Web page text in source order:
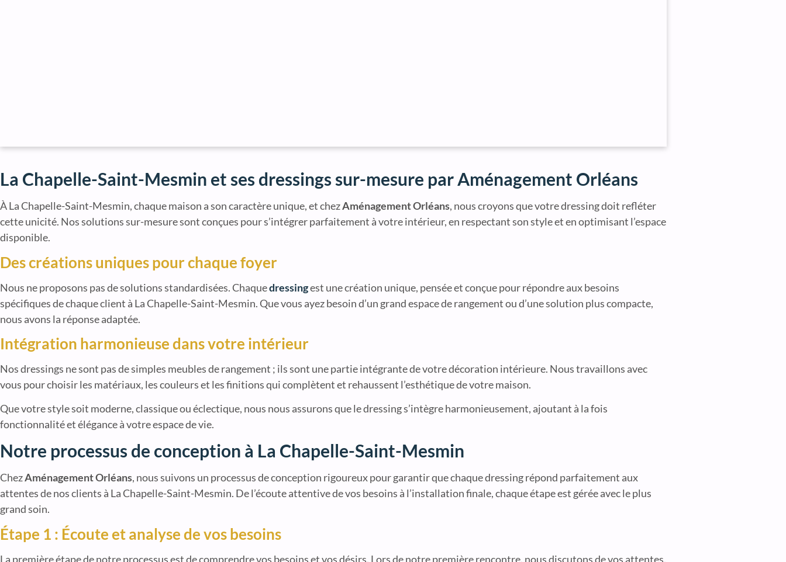
La Chapelle-Saint-Mesmin et ses dressings sur-mesure par Aménagement Orléans
À La Chapelle-Saint-Mesmin, chaque maison a son caractère unique, et chezAménagement Orléans, nous croyons que votre dressing doit refléter
cette unicité. Nos solutions sur-mesure sont conçues pour s’intégrer parfaitement à votre intérieur, en respectant son style et en optimisant l’espace
disponible.
Des créations uniques pour chaque foyer
Nous ne proposons pas de solutions standardisées. Chaquedressingest une création unique, pensée et conçue pour répondre aux besoins
spécifiques de chaque client à La Chapelle-Saint-Mesmin. Que vous ayez besoin d’un grand espace de rangement ou d’une solution plus compacte,
nous avons la réponse adaptée.
Intégration harmonieuse dans votre intérieur
Nos dressings ne sont pas de simples meubles de rangement ; ils sont une partie intégrante de votre décoration intérieure. Nous travaillons avec
vous pour choisir les matériaux, les couleurs et les finitions qui complètent et rehaussent l’esthétique de votre maison.
Que votre style soit moderne, classique ou éclectique, nous nous assurons que le dressing s’intègre harmonieusement, ajoutant à la fois
fonctionnalité et élégance à votre espace de vie.
Notre processus de conception à La Chapelle-Saint-Mesmin
ChezAménagement Orléans, nous suivons un processus de conception rigoureux pour garantir que chaque dressing répond parfaitement aux
attentes de nos clients à La Chapelle-Saint-Mesmin. De l’écoute attentive de vos besoins à l’installation finale, chaque étape est gérée avec le plus
grand soin.
Étape 1 : Écoute et analyse de vos besoins
La première étape de notre processus est de comprendre vos besoins et vos désirs. Lors de notre première rencontre, nous discutons de vos attentes,